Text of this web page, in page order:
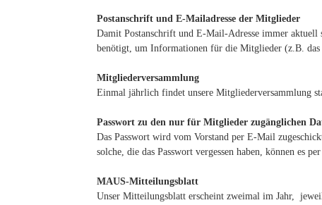
Postanschrift und E-Mailadresse der Mitglieder
Damit Postanschrift und E-Mail-Adresse immer
benötigt, um Informationen für die Mitglieder (z.B. das
Mitgliederversammlung
Einmal jährlich findet unsere Mitgliederversammlung
Passwort zu den nur für Mitglieder zugänglichen
Das Passwort wird vom Vorstand per E-Mail
solche, die das Passwort vergessen haben, können es
MAUS-Mitteilungsblatt
Unser Mitteilungsblatt erscheint zweimal im Jahr,